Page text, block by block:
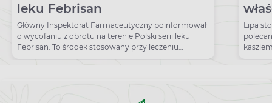
leku Febrisan
Główny Inspektorat Farmaceutyczny poinformował
o wycofaniu z obrotu na terenie Polski serii leku
Febrisan. To środek stosowany przy leczeniu
przeziębienia
Lipa